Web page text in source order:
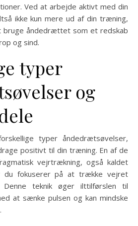
Ved at arbejde aktivt med din
ikke kun mere ud af din træning,
bruge åndedrættet som et redskab
og sind.
typer
og
typer åndedrætsøvelser,
positivt til din træning. En af de
vejrtrækning, også kaldet
du fokuserer på at trække vejret
teknik øger ilttilførslen til
at sænke pulsen og kan mindske